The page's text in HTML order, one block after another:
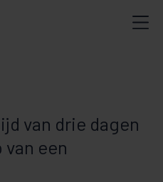
van drie dagen
een